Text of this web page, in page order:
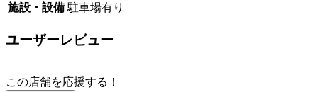
施設・設備 駐車場有り
ユーザーレビュー
この店舗を応援する！